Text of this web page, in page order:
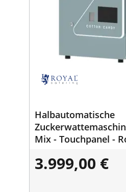
Halbautomatische
Mix - Touchpanel -
3.999,00 €